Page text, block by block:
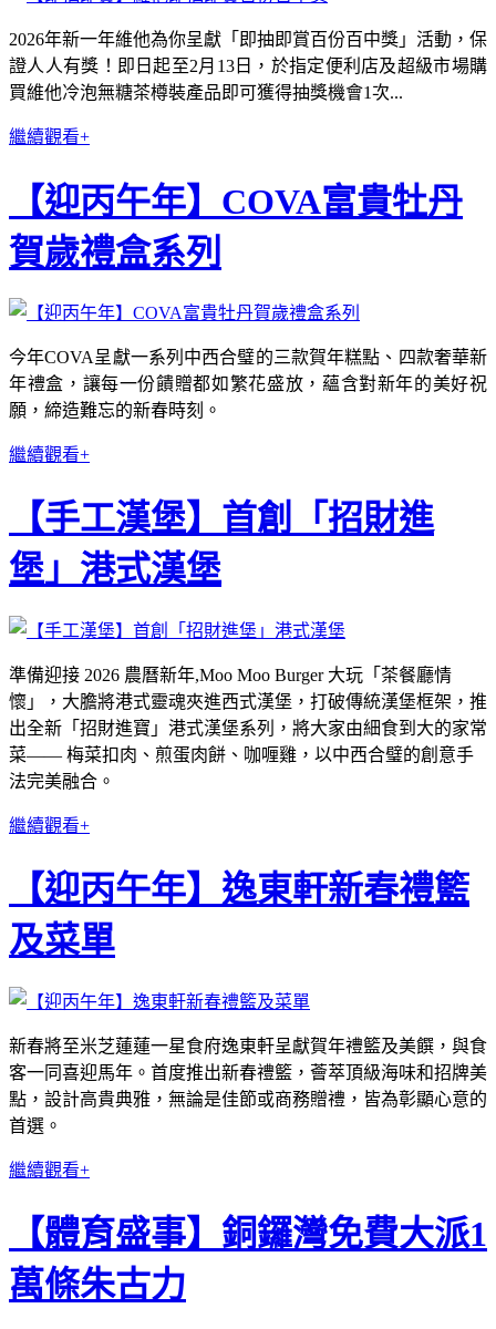
2026年新一年維他為你呈獻「即抽即賞百份百中獎」活動，保
證人人有獎！即日起至2月13日，於指定便利店及超級市場購
買維他冷泡無糖茶樽裝產品即可獲得抽獎機會1次...
繼續觀看+
【迎丙午年】COVA富貴牡丹
賀歲禮盒系列
今年COVA呈獻一系列中西合璧的三款賀年糕點、四款奢華新
年禮盒，讓每一份饋贈都如繁花盛放，蘊含對新年的美好祝
願，締造難忘的新春時刻。
繼續觀看+
【手工漢堡】首創「招財進
堡」港式漢堡
準備迎接 2026 農曆新年,Moo Moo Burger 大玩「茶餐廳情
懷」，大膽將港式靈魂夾進西式漢堡，打破傳統漢堡框架，推
出全新「招財進寶」港式漢堡系列，將大家由細食到大的家常
菜—— 梅菜扣肉、煎蛋肉餅、咖喱雞，以中西合璧的創意手
法完美融合。
繼續觀看+
【迎丙午年】逸東軒新春禮籃
及菜單
新春將至米芝蓮蓮一星食府逸東軒呈獻賀年禮籃及美饌，與食
客一同喜迎馬年。首度推出新春禮籃，薈萃頂級海味和招牌美
點，設計高貴典雅，無論是佳節或商務贈禮，皆為彰顯心意的
首選。
繼續觀看+
【體育盛事】銅鑼灣免費大派1
萬條朱古力